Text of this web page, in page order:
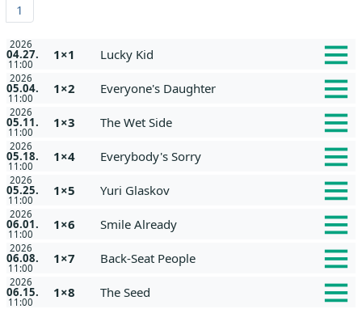
1
2026
04.27.
11:00
1×1 Lucky Kid
2026
05.04.
11:00
1×2 Everyone's Daughter
2026
05.11.
11:00
1×3 The Wet Side
2026
05.18.
11:00
1×4 Everybody's Sorry
2026
05.25.
11:00
1×5 Yuri Glaskov
2026
06.01.
11:00
1×6 Smile Already
2026
06.08.
11:00
1×7 Back-Seat People
2026
06.15.
11:00
1×8 The Seed